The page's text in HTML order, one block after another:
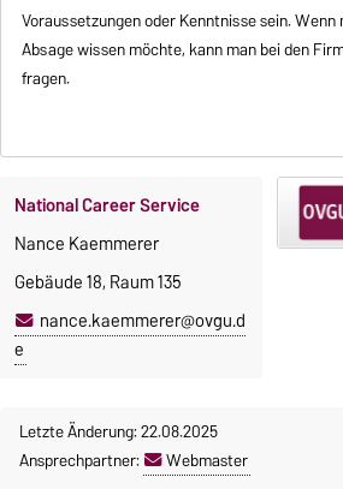
Voraussetzungen oder Kenntnisse sein. Wenn
Absage wissen möchte, kann man bei den
fragen.
National Career Service
Nance Kaemmerer
Gebäude 18, Raum 135
nance.kaemmerer@ovgu.d
e
Letzte Änderung: 22.08.2025
Ansprechpartner:
Webmaster